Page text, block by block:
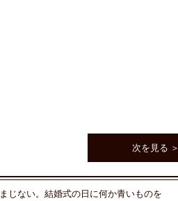
次を見る ＞
じない。結婚式の日に何か青いものを